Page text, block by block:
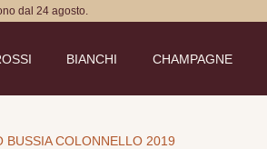
dal 24 agosto.
BIANCHI CHAMPAGNE
BUSSIA COLONNELLO 2019